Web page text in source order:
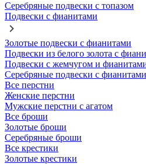
Серебряные подвески с топазом
Подвески с фианитами
Золотые подвески с фианитами
Подвески из белого золота с
Подвески с жемчугом и
Серебряные подвески с фианитами
Все перстни
Женские перстни
Мужские перстни с агатом
Все броши
Золотые броши
Серебряные броши
Все крестики
Золотые крестики